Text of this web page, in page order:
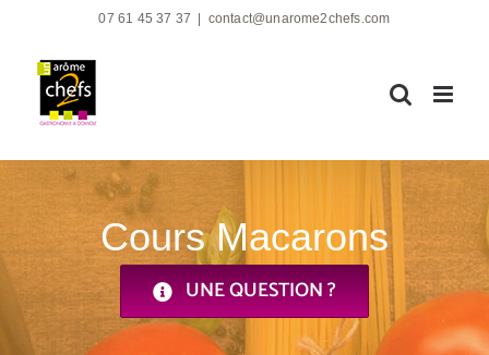
contenu
07 61 45 37 37 contact@unarome2chefs.com
Cours Macarons
UNE QUESTION ?